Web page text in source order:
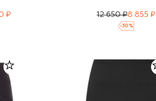
₽ 12 650 ₽8 855 ₽
-30 %